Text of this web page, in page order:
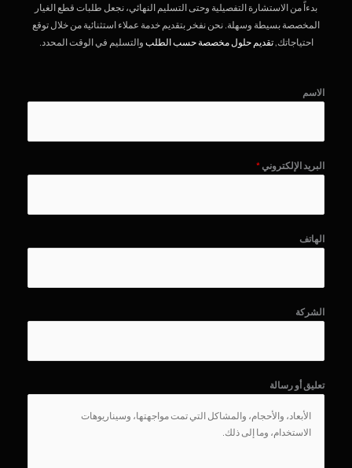
بدءاً من الاستشارة التفصيلية وحتى التسليم النهائي، نجعل طلبات قطع الغيار
المخصصة بسيطة وسهلة. نحن نفخر بتقديم خدمة عملاء استثنائية من خلال توقع
احتياجاتك,تقديم حلول مخصصة حسب الطلبوالتسليم في الوقت المحدد.
الاسم
البريد الإلكتروني*
الهاتف
الشركة
تعليق أو رسالة